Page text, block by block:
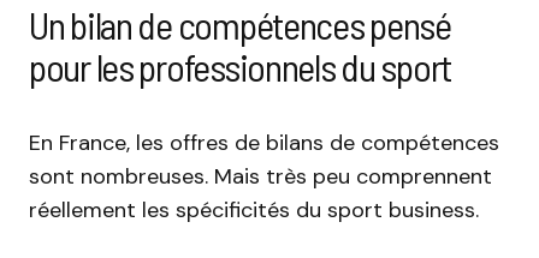
Un bilan de compétences pensé
pour les professionnels du sport
En France, les offres de bilans de compétences
sont nombreuses. Mais très peu comprennent
réellement les spécificités du sport business.